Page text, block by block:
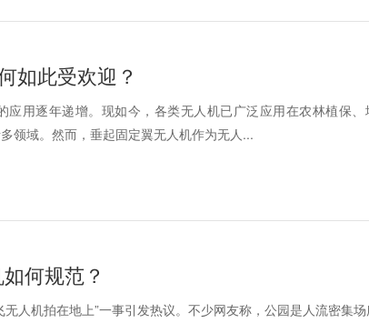
如此受欢迎？
应用逐年递增。现如今，各类无人机已广泛应用在农林植保、
领域。然而，垂起固定翼无人机作为无人...
何规范？
人机拍在地上”一事引发热议。不少网友称，公园是人流密集